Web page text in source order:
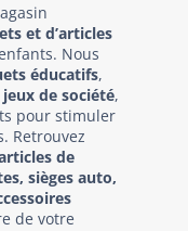
et d’articles
Nous
éducatifs,
jeux de société,
pour stimuler
Retrouvez
de
sièges auto,
de votre